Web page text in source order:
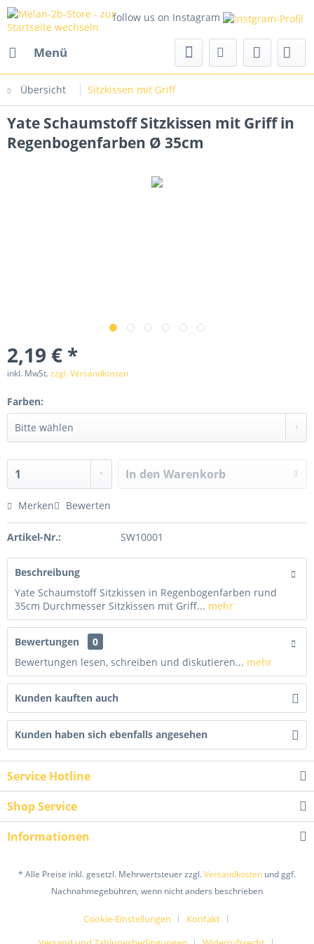
follow us on Instagram
Menü
Übersicht Sitzkissen mit Griff
Yate Schaumstoff Sitzkissen mit Griff in
Regenbogenfarben Ø 35cm
2,19 € *
inkl. MwSt.zzgl. Versandkosten
Farben:
In den Warenkorb
Merken Bewerten
Artikel-Nr.: SW10001
Beschreibung
Yate Schaumstoff Sitzkissen in Regenbogenfarben rund
35cm Durchmesser Sitzkissen mit Griff... mehr
Bewertungen
0
Bewertungen lesen, schreiben und diskutieren... mehr
Kunden kauften auch
Kunden haben sich ebenfalls angesehen
Service Hotline
Shop Service
Informationen
* Alle Preise inkl. gesetzl. Mehrwertsteuer zzgl.Versandkosten und ggf.
Nachnahmegebühren, wenn nicht anders beschrieben
Cookie-Einstellungen
Kontakt